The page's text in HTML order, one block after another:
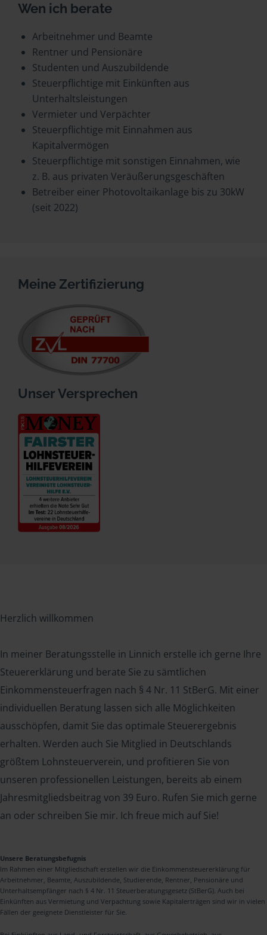
Wen ich berate
Arbeitnehmer und Beamte
Rentner und Pensionäre
Studenten und Auszubildende
Steuerpflichtige mit Einkünften aus
Unterhaltsleistungen
Vermieter und Verpächter
Steuerpflichtige mit Einnahmen aus
Kapitalvermögen
Steuerpflichtige mit sonstigen Einnahmen, wie
z. B. aus privaten Veräußerungsgeschäften
Betreiber einer Photovoltaikanlage bis zu 30kW
(seit 2022)
Meine Zertifizierung
Unser Versprechen
Herzlich willkommen
In meiner Beratungsstelle in Linnich erstelle ich gerne Ihre
Steuererklärung und berate Sie zu sämtlichen
Einkommensteuerfragen nach § 4 Nr. 11 StBerG. Mit einer
individuellen Beratung lassen sich alle Möglichkeiten
ausschöpfen, damit Sie das optimale Steuerergebnis
erhalten. Werden auch Sie Mitglied in Deutschlands
größtem Lohnsteuerverein, und profitieren Sie von
unseren professionellen Leistungen, bereits ab einem
Jahresmitgliedsbeitrag von 39 Euro. Rufen Sie mich gerne
an oder schreiben Sie mir. Ich freue mich auf Sie!
Unsere Beratungsbefugnis
Im Rahmen einer Mitgliedschaft erstellen wir die Einkommensteuererklärung für
Arbeitnehmer, Beamte, Auszubildende, Studierende, Rentner, Pensionäre und
Unterhaltsempfänger nach § 4 Nr. 11 Steuerberatungsgesetz (StBerG). Auch bei
Einkünften aus Vermietung und Verpachtung sowie Kapitalerträgen sind wir in vielen
Fällen der geeignete Dienstleister für Sie.